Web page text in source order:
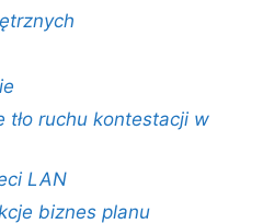
tło ruchu kontestacji w
LAN
biznes planu